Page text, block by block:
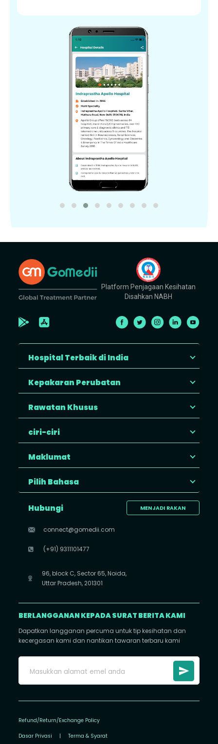
Platform Penjagaan Kesihatan
Disahkan NABH
Hospital Terbaik di India
Kepakaran Perubatan
Rawatan Khusus
ciri-ciri
Maklumat
Pilih Bahasa
MENJADI RAKAN
Hubungi
connect@gomedii.com
(+91) 9311101477
96, block C, Sector 65, Noida,
Uttar Pradesh, 201301
BERLANGGANAN KEPADA SURAT BERITA KAMI
Dapatkan langganan percuma untuk tip kesihatan dan
kecergasan kami dan nantikan tawaran terbaru kami
Refund/Return/Exchange Policy
Dasar Privasi | Terma & Syarat